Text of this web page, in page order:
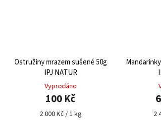
Ostružiny mrazem sušené 50g
IPJ NATUR
Vyprodáno
100 Kč
2 000 Kč / 1 kg 2